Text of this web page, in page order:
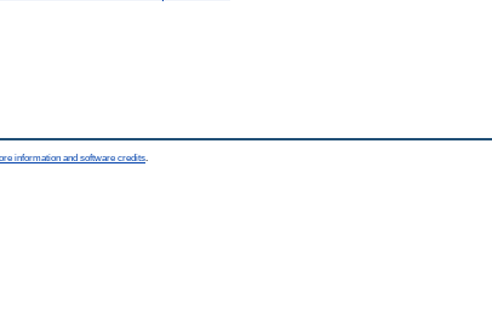
information and software credits